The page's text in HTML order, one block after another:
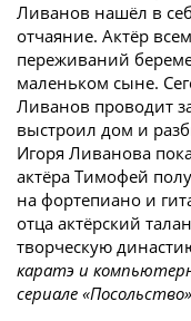
Ливанов нашёл в
отчаяние. Актёр
переживаний
маленьком сыне.
Ливанов проводит
выстроил дом и
Игоря Ливанова
актёра Тимофей
на фортепиано и
отца актёрский
творческую
каратэ и
сериале «Посольство»